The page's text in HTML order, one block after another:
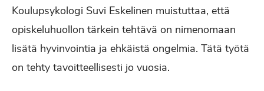
Koulupsykologi Suvi Eskelinen muistuttaa, että
opiskeluhuollon tärkein tehtävä on nimenomaan
lisätä hyvinvointia ja ehkäistä ongelmia. Tätä työtä
on tehty tavoitteellisesti jo vuosia.